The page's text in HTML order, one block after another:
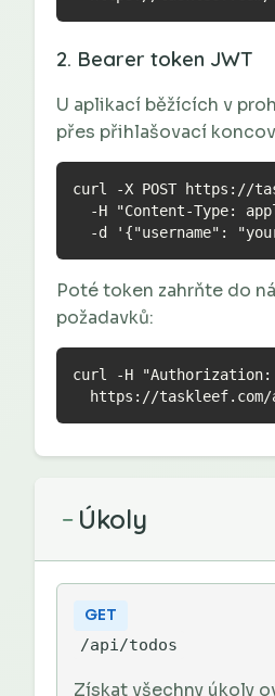
2. Bearer token JWT
U aplikací běžících v
přes přihlašovací
curl -X POST https://
-H "Content-Type:
-d '{"username":
Poté token zahrňte do
požadavků:
curl -H
https://
− Úkoly
GET
/api/todos
Získat všechny úkoly